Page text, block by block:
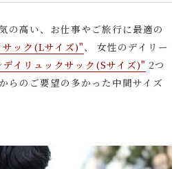
の高い、お仕事やご旅行に最適の
ック(Lサイズ)"、 女性のデイリー
イリュックサック(Sサイズ)" 2つ
らのご要望の多かった中間サイズ